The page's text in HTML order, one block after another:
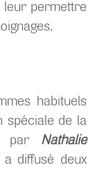
leur permettre
habituels
spéciale de la
par Nathalie
diffusé deux